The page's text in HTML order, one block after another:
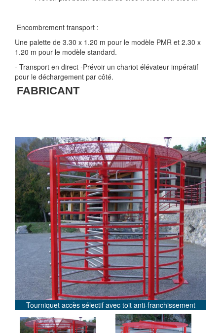
Encombrement transport :
Une palette de 3.30 x 1.20 m pour le modèle PMR et 2.30 x
1.20 m pour le modèle standard.
- Transport en direct -Prévoir un chariot élévateur impératif
pour le déchargement par côté.
FABRICANT
Tourniquet accès sélectif avec toit anti-franchissement
Previous Next